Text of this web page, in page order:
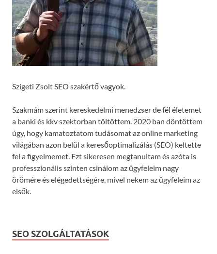
Szigeti Zsolt SEO szakértő vagyok.
Szakmám szerint kereskedelmi menedzser de fél életemet
a banki és kkv szektorban töltöttem. 2020 ban döntöttem
úgy, hogy kamatoztatom tudásomat az online marketing
világában azon belül a keresőoptimalizálás (SEO) keltette
fel a figyelmemet. Ezt sikeresen megtanultam és azóta is
professzionális szinten csinálom az ügyfeleim nagy
örömére és elégedettségére, mivel nekem az ügyfeleim az
elsők.
SEO SZOLGÁLTATÁSOK